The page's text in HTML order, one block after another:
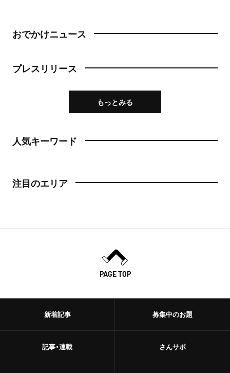
おでかけニュース
プレスリリース
もっとみる
人気キーワード
注目のエリア
PAGE TOP
新着記事
記事・連載
募集中のお題
さんサポ